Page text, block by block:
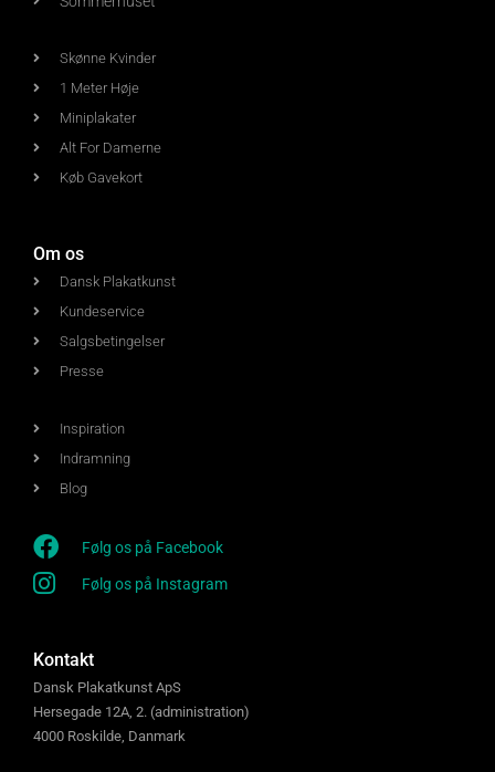
Skønne Kvinder
1 Meter Høje
Miniplakater
Alt For Damerne
Køb Gavekort
Om os
Dansk Plakatkunst
Kundeservice
Salgsbetingelser
Presse
Inspiration
Indramning
Blog
Følg os på Facebook
Følg os på Instagram
Kontakt
Dansk Plakatkunst ApS
Hersegade 12A, 2. (administration)
4000 Roskilde, Danmark